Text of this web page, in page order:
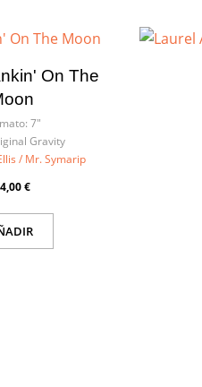
On The
7"
Gravity
/ Mr. Symarip
€